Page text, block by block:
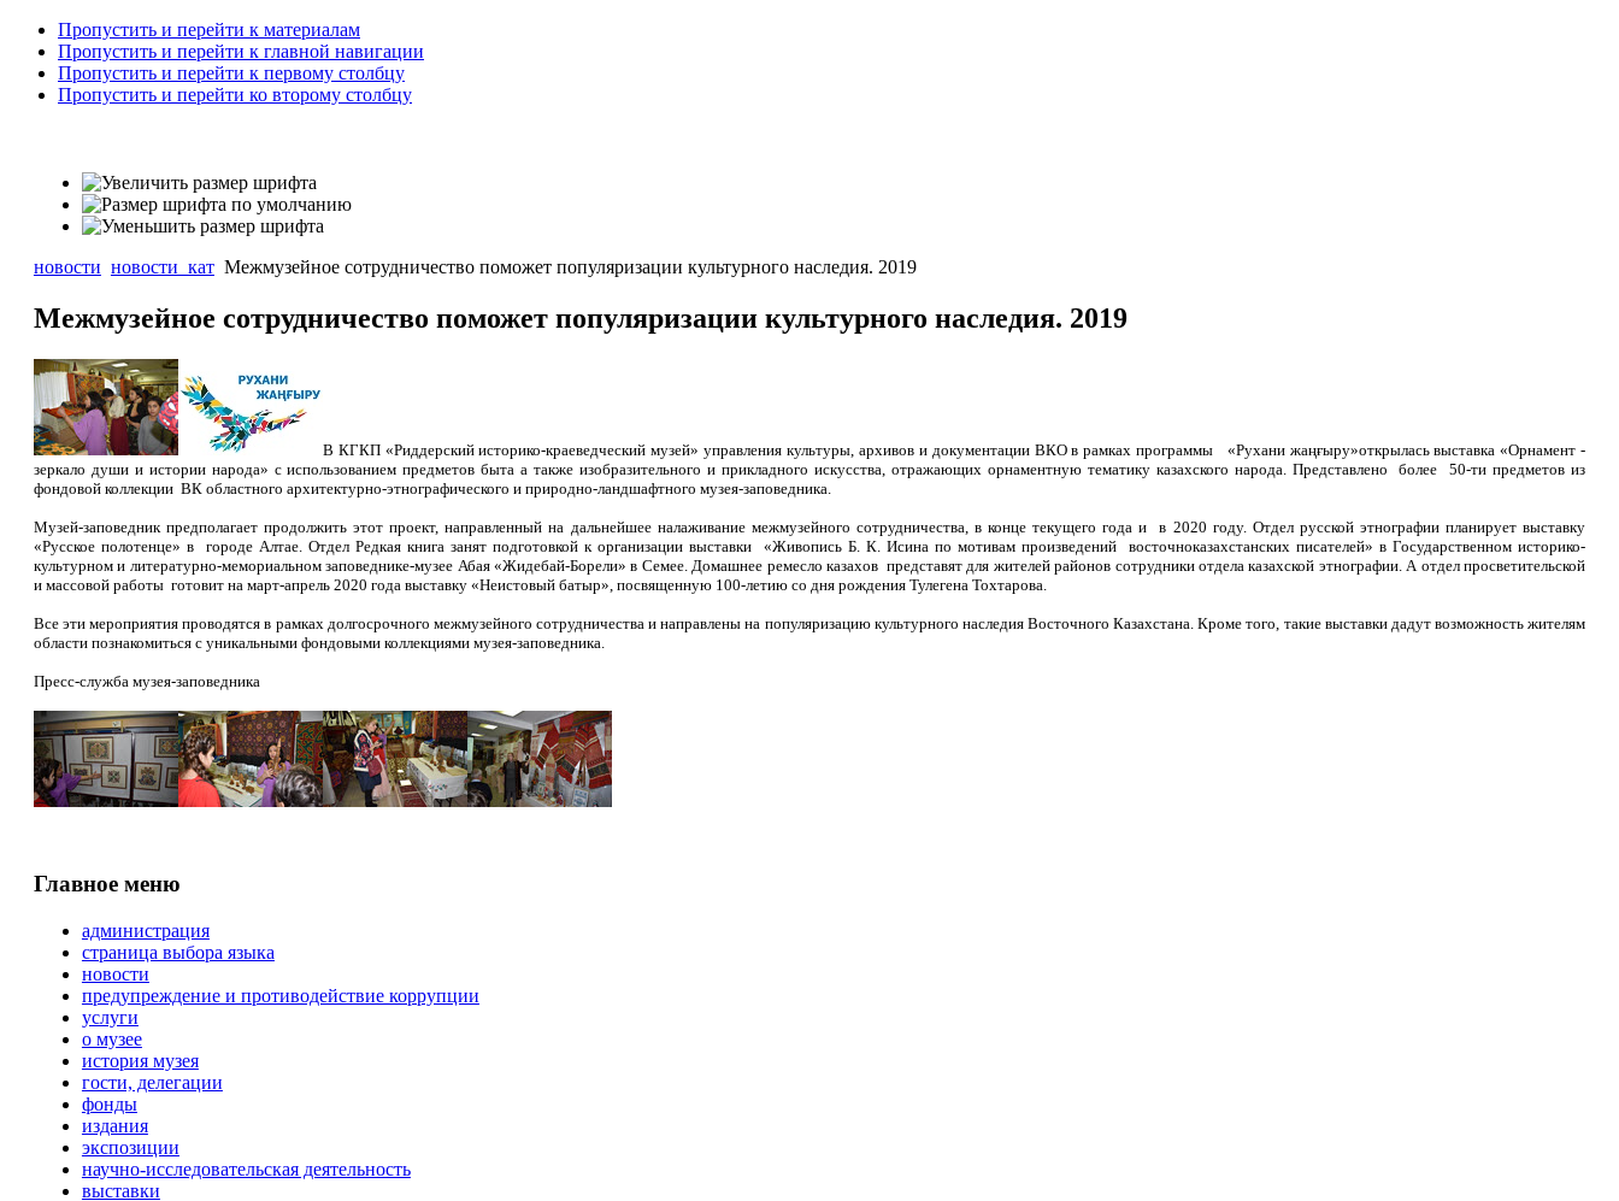
Пропустить и перейти к материалам
Пропустить и перейти к главной навигации
Пропустить и перейти к первому столбцу
Пропустить и перейти ко второму столбцу
новости новости_кат Межмузейное сотрудничество поможет популяризации культурного наследия. 2019
Межмузейное сотрудничество поможет популяризации культурного наследия. 2019
В КГКП «Риддерский историко-краеведческий музей» управления культуры, архивов и документации ВКО в рамках программы «Рухани жаңғыру»открылась выставка «Орнамент -
зеркало души и истории народа» с использованием предметов быта а также изобразительного и прикладного искусства, отражающих орнаментную тематику казахского народа. Представлено более 50-ти предметов из
фондовой коллекции ВК областного архитектурно-этнографического и природно-ландшафтного музея-заповедника.
Музей-заповедник предполагает продолжить этот проект, направленный на дальнейшее налаживание межмузейного сотрудничества, в конце текущего года и в 2020 году. Отдел русской этнографии планирует выставку
«Русское полотенце» в городе Алтае. Отдел Редкая книга занят подготовкой к организации выставки «Живопись Б. К. Исина по мотивам произведений восточноказахстанских писателей» в Государственном историко-
культурном и литературно-мемориальном заповеднике-музее Абая «Жидебай-Борели» в Семее. Домашнее ремесло казахов представят для жителей районов сотрудники отдела казахской этнографии. А отдел просветительской
и массовой работы готовит на март-апрель 2020 года выставку «Неистовый батыр», посвященную 100-летию со дня рождения Тулегена Тохтарова.
Все эти мероприятия проводятся в рамках долгосрочного межмузейного сотрудничества и направлены на популяризацию культурного наследия Восточного Казахстана. Кроме того, такие выставки дадут возможность жителям
области познакомиться с уникальными фондовыми коллекциями музея-заповедника.
Пресс-служба музея-заповедника
Главное меню
администрация
страница выбора языка
новости
предупреждение и противодействие коррупции
услуги
о музее
история музея
гости, делегации
фонды
издания
экспозиции
научно-исследовательская деятельность
выставки